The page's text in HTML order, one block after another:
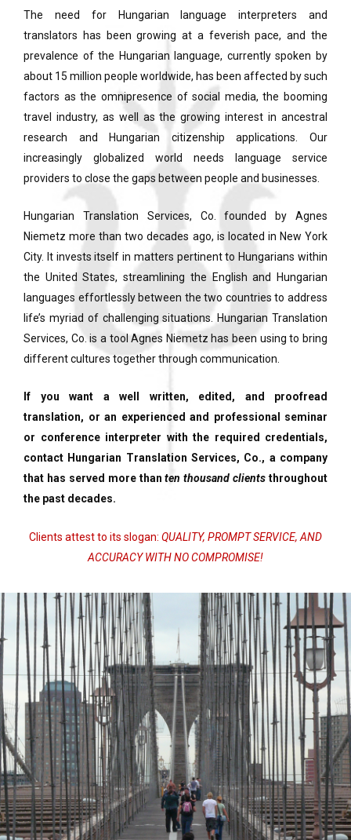
The need for Hungarian language interpreters and
translators has been growing at a feverish pace, and the
prevalence of the Hungarian language, currently spoken by
about 15 million people worldwide, has been affected by such
factors as the omnipresence of social media, the booming
travel industry, as well as the growing interest in ancestral
research and Hungarian citizenship applications. Our
increasingly globalized world needs language service
providers to close the gaps between people and businesses.
Hungarian Translation Services, Co. founded by Agnes
Niemetz more than two decades ago, is located in New York
City. It invests itself in matters pertinent to Hungarians within
the United States, streamlining the English and Hungarian
languages effortlessly between the two countries to address
life’s myriad of challenging situations. Hungarian Translation
Services, Co. is a tool Agnes Niemetz has been using to bring
different cultures together through communication.
If you want a well written, edited, and proofread
translation, or an experienced and professional seminar
or conference interpreter with the required credentials,
contact Hungarian Translation Services, Co., a company
that has served more thanten thousand clients throughout
the past decades.
Clients attest to its slogan: QUALITY, PROMPT SERVICE, AND
ACCURACY WITH NO COMPROMISE!